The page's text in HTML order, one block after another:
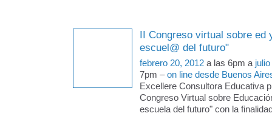
II Congreso virtual sobre ed
escuel@ del futuro"
febrero 20, 2012 a las 6pm a
7pm –on line desde Buenos
Excellere Consultora Educativa
Congreso Virtual sobre
escuela del futuro" con la